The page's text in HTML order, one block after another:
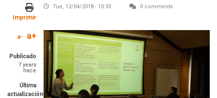
Imprimir
a- a+
Publicado
7 years
hace
Última
actualización
Tue, 12/04/2018 - 10:33 0 comments